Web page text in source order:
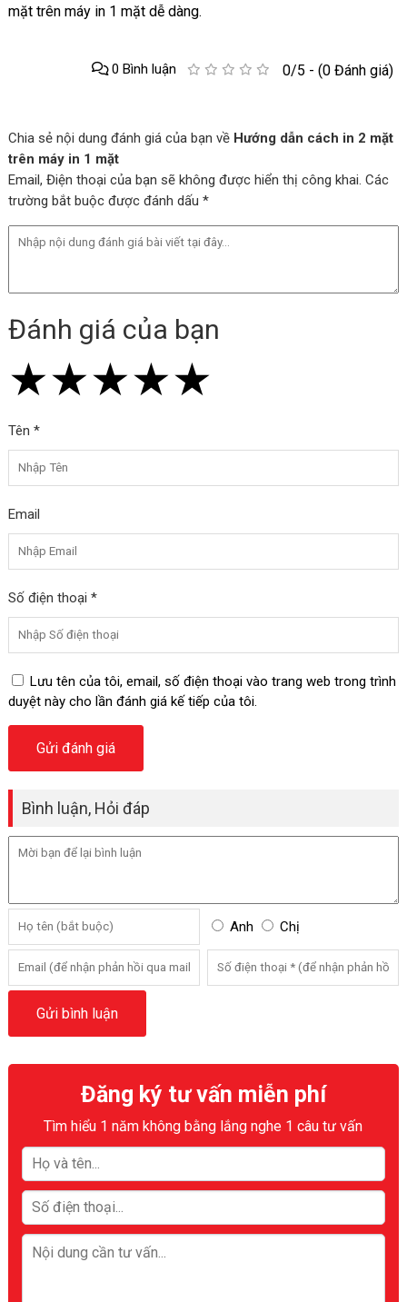
mặt trên máy in 1 mặt dễ dàng.
0/5 - (0 Đánh giá)
0 Bình luận
Chia sẻ nội dung đánh giá của bạn về Hướng dẫn cách in 2 mặt
trên máy in 1 mặt
Email, Điện thoại của bạn sẽ không được hiển thị công khai. Các
trường bắt buộc được đánh dấu *
Đánh giá của bạn
★
★★
★★★
★★★★
★★★★★
Tên *
Email
Số điện thoại *
Lưu tên của tôi, email, số điện thoại vào trang web trong trình
duyệt này cho lần đánh giá kế tiếp của tôi.
Bình luận, Hỏi đáp
Anh Chị
Đăng ký tư vấn miễn phí
Tìm hiểu 1 năm không bằng lắng nghe 1 câu tư vấn